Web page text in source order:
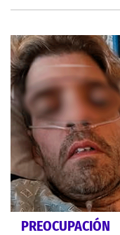
PREOCUPACIÓN